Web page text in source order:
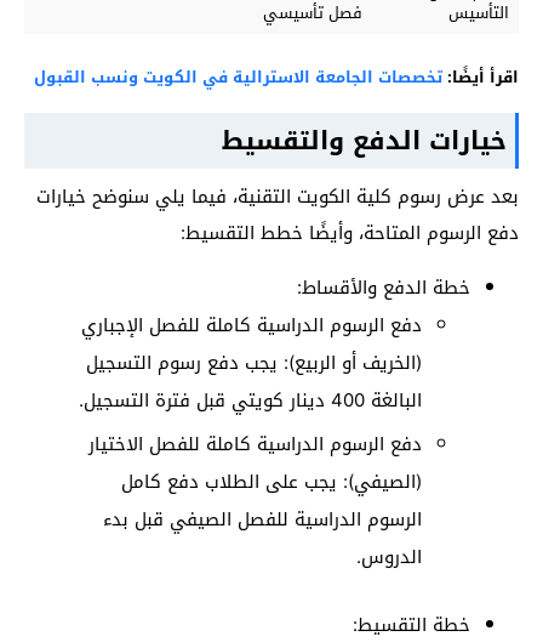
التأسيس فصل تأسيسي
اقرأ أيضًا: تخصصات الجامعة الاسترالية في الكويت ونسب القبول
خيارات الدفع والتقسيط
بعد عرض رسوم كلية الكويت التقنية، فيما يلي سنوضح خيارات
دفع الرسوم المتاحة، وأيضًا خطط التقسيط:
خطة الدفع والأقساط:
دفع الرسوم الدراسية كاملة للفصل الإجباري
(الخريف أو الربيع): يجب دفع رسوم التسجيل
البالغة 400 دينار كويتي قبل فترة التسجيل.
دفع الرسوم الدراسية كاملة للفصل الاختيار
(الصيفي): يجب على الطلاب دفع كامل
الرسوم الدراسية للفصل الصيفي قبل بدء
الدروس.
خطة التقسيط: